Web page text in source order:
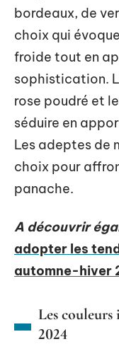
bordeaux, de
choix qui
froide tout en
sophistication.
rose poudré et
séduire en
Les adeptes de
choix pour
panache.
A découvrir
adopter les
automne-hiver
Les
2024